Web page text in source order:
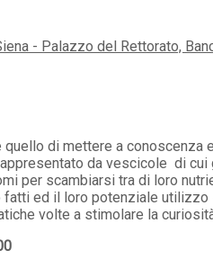
- Palazzo del Rettorato,
di mettere a conoscenza
da vescicole di
per scambiarsi tra di loro
ed il loro potenziale utilizzo
volte a stimolare la